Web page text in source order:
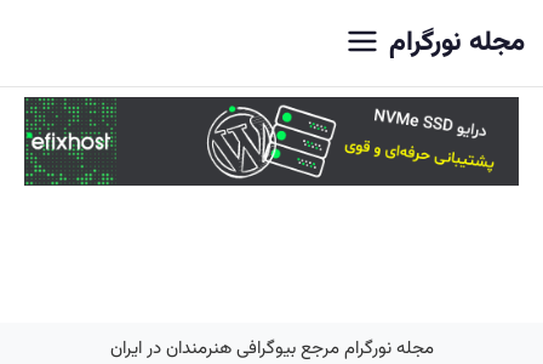
مجله نورگرام
مجله نورگرام مرجع بیوگرافی هنرمندان در ایران